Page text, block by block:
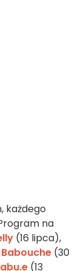
każdego
na
(16 lipca),
(30
(13